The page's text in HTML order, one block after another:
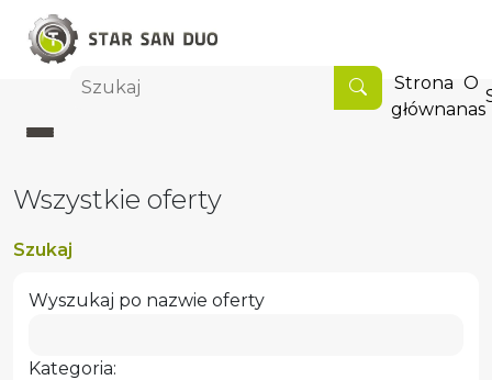
Strona
główna
O
nas
Wszystkie oferty
Szukaj
Wyszukaj po nazwie oferty
Kategoria: